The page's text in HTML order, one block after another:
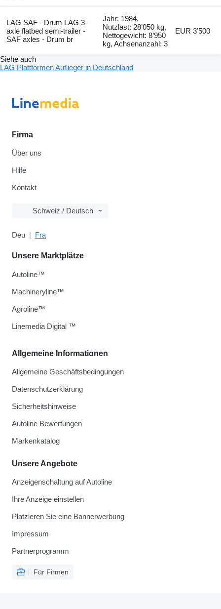
LAG SAF - Drum LAG 3-
axle flatbed semi-trailer -
SAF axles - Drum br
Jahr: 1984,
Nutzlast: 28’050 kg,
Nettogewicht: 8’950
kg, Achsenanzahl: 3
EUR 3’500
Siehe auch
LAG Plattformen Auflieger in Deutschland
Firma
Über uns
Hilfe
Kontakt
Schweiz / Deutsch
Deu Fra
Allgemeine Informationen
Allgemeine Geschäftsbedingungen
Datenschutzerklärung
Sicherheitshinweise
Autoline Bewertungen
Markenkatalog
Unsere Angebote
Anzeigenschaltung auf Autoline
Ihre Anzeige einstellen
Platzieren Sie eine Bannerwerbung
Impressum
Partnerprogramm
Für Firmen
Unsere Marktplätze
Autoline™
Machineryline™
Agroline™
Linemedia Digital ™